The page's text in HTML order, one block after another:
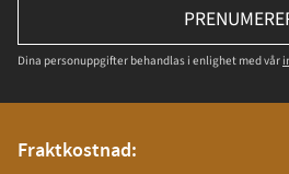
Dina personuppgifter behandlas i enlighet med vår
Fraktkostnad: